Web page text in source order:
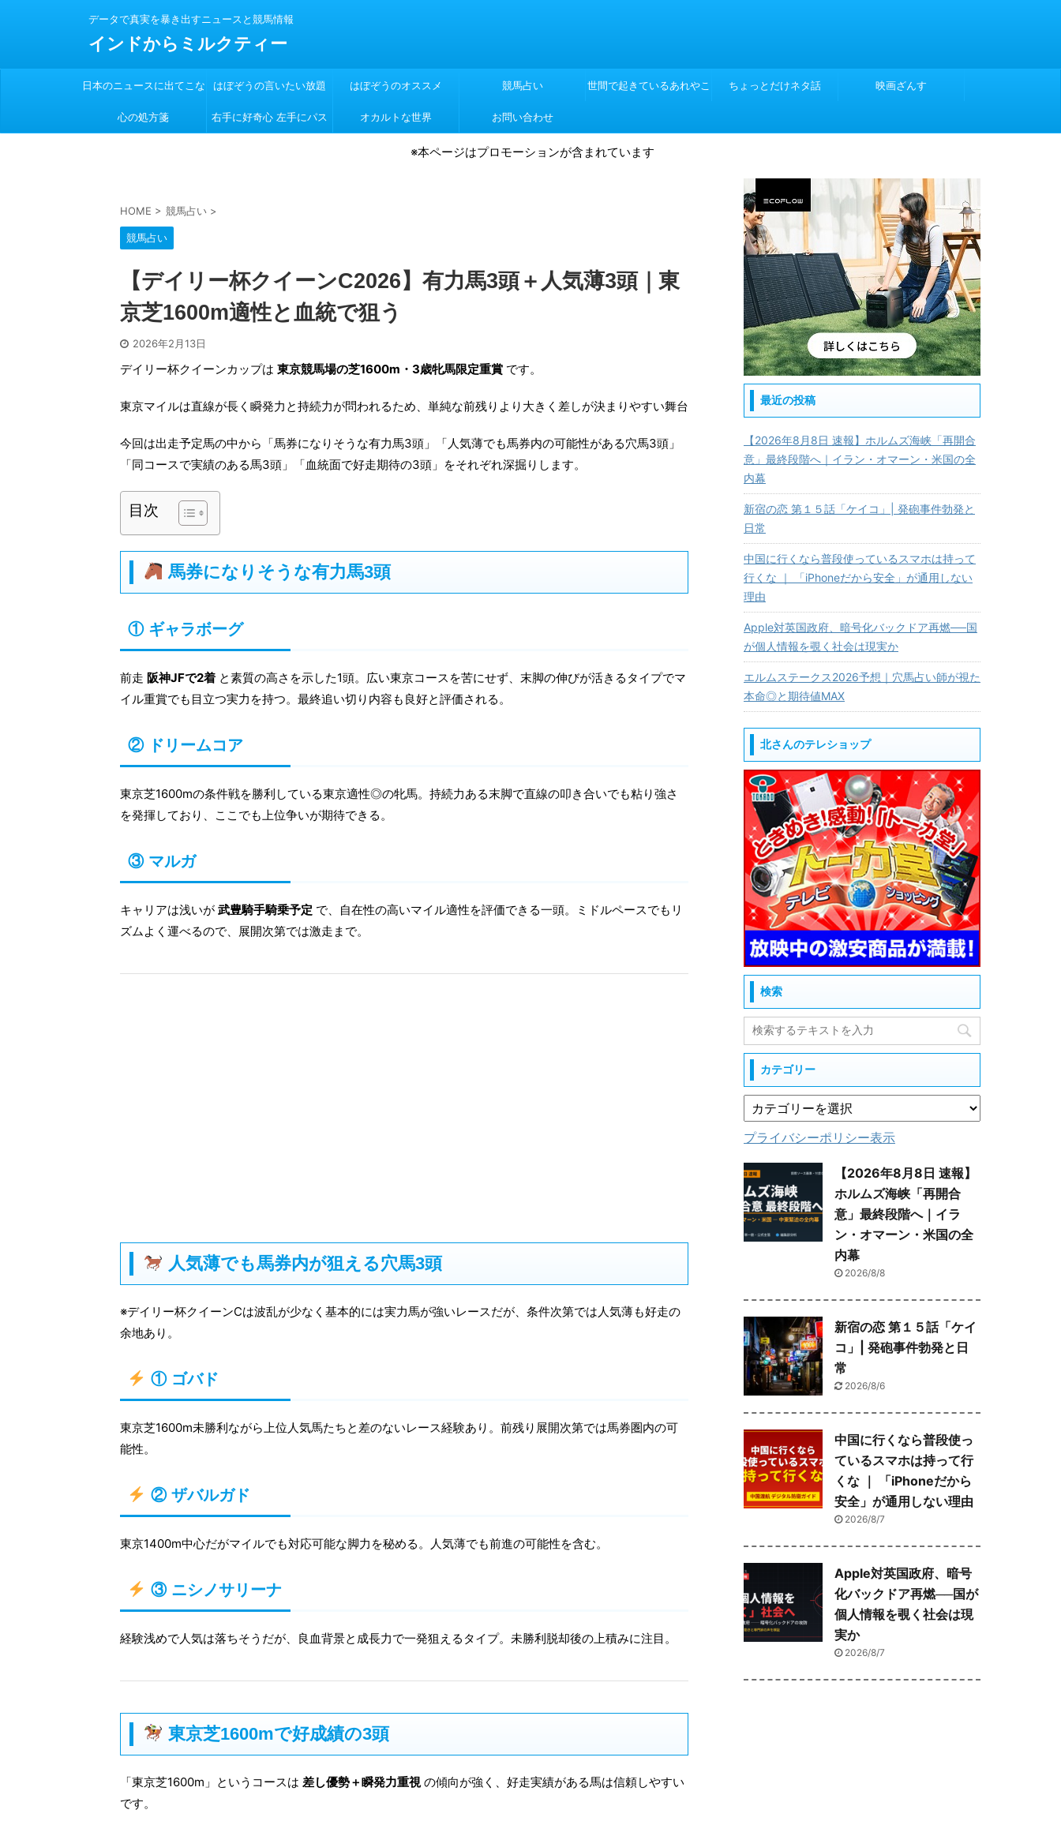
データで真実を暴き出すニュースと競馬情報
インドからミルクティー
日本のニュースに出てこな
い
はぼぞうの言いたい放題 はぼぞうのオススメ 競馬占い 世間で起きているあれやこ ちょっとだけネタ話 映画ざんす
心の処方箋 右手に好奇心 左手にパス オカルトな世界 お問い合わせ
※本ページはプロモーションが含まれています
HOME > 競馬占い >
競馬占い
【デイリー杯クイーンC2026】有力馬3頭＋人気薄3頭｜東
京芝1600m適性と血統で狙う
2026年2月13日
デイリー杯クイーンカップは 東京競馬場の芝1600m・3歳牝馬限定重賞 です。
東京マイルは直線が長く瞬発力と持続力が問われるため、単純な前残りより大きく差しが決まりやすい舞台
今回は出走予定馬の中から「馬券になりそうな有力馬3頭」「人気薄でも馬券内の可能性がある穴馬3頭」
「同コースで実績のある馬3頭」「血統面で好走期待の3頭」をそれぞれ深掘りします。
目次
馬券になりそうな有力馬3頭
① ギャラボーグ
前走 阪神JFで2着 と素質の高さを示した1頭。広い東京コースを苦にせず、末脚の伸びが活きるタイプでマ
イル重賞でも目立つ実力を持つ。最終追い切り内容も良好と評価される。
② ドリームコア
東京芝1600mの条件戦を勝利している東京適性◎の牝馬。持続力ある末脚で直線の叩き合いでも粘り強さ
を発揮しており、ここでも上位争いが期待できる。
③ マルガ
キャリアは浅いが 武豊騎手騎乗予定 で、自在性の高いマイル適性を評価できる一頭。ミドルペースでもリ
ズムよく運べるので、展開次第では激走まで。
人気薄でも馬券内が狙える穴馬3頭
※デイリー杯クイーンCは波乱が少なく基本的には実力馬が強いレースだが、条件次第では人気薄も好走の
余地あり。
① ゴバド
東京芝1600m未勝利ながら上位人気馬たちと差のないレース経験あり。前残り展開次第では馬券圏内の可
能性。
② ザバルガド
東京1400m中心だがマイルでも対応可能な脚力を秘める。人気薄でも前進の可能性を含む。
③ ニシノサリーナ
経験浅めで人気は落ちそうだが、良血背景と成長力で一発狙えるタイプ。未勝利脱却後の上積みに注目。
東京芝1600mで好成績の3頭
「東京芝1600m」というコースは 差し優勢＋瞬発力重視の傾向が強く、好走実績がある馬は信頼しやすい
です。
最近の投稿
【2026年8月8日 速報】ホルムズ海峡「再開合
意」最終段階へ｜イラン・オマーン・米国の全
内幕
新宿の恋 第１５話「ケイコ」| 発砲事件勃発と
日常
中国に行くなら普段使っているスマホは持って
行くな ｜ 「iPhoneだから安全」が通用しない
理由
Apple対英国政府、暗号化バックドア再燃──国
が個人情報を覗く社会は現実か
エルムステークス2026予想｜穴馬占い師が視た
本命◎と期待値MAX
北さんのテレショップ
検索
カテゴリー
プライバシーポリシー表示
【2026年8月8日 速報】
ホルムズ海峡「再開合
意」最終段階へ｜イラ
ン・オマーン・米国の全
内幕
2026/8/8
新宿の恋 第１５話「ケイ
コ」| 発砲事件勃発と日
常
2026/8/6
中国に行くなら普段使っ
ているスマホは持って行
くな ｜ 「iPhoneだから
安全」が通用しない理由
2026/8/7
Apple対英国政府、暗号
化バックドア再燃──国が
個人情報を覗く社会は現
実か
2026/8/7